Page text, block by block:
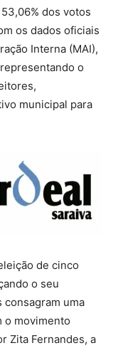
dos votos
os dados oficiais
Interna (MAI),
o
municipal para
de cinco
o seu
consagram uma
o movimento
Zita Fernandes, a